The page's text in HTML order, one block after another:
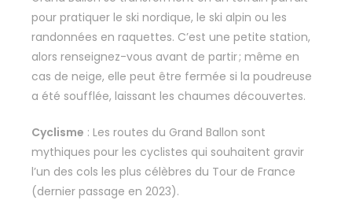
pour pratiquer le ski nordique, le ski alpin ou les
randonnées en raquettes. C’est une petite station,
alors renseignez-vous avant de partir ; même en
cas de neige, elle peut être fermée si la poudreuse
a été soufflée, laissant les chaumes découvertes.
Cyclisme : Les routes du Grand Ballon sont
mythiques pour les cyclistes qui souhaitent gravir
l’un des cols les plus célèbres du Tour de France
(dernier passage en 2023).